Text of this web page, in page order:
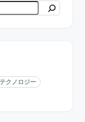
テクノロジー